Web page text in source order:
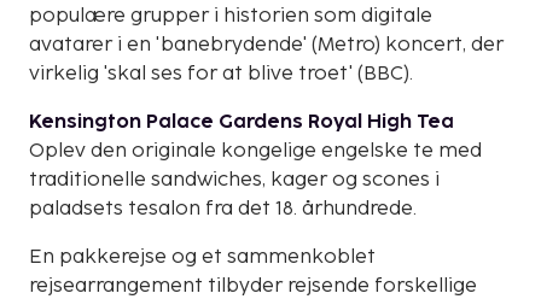
populære grupper i historien som digitale
avatarer i en 'banebrydende' (Metro) koncert, der
virkelig 'skal ses for at blive troet' (BBC).
Kensington Palace Gardens Royal High Tea
Oplev den originale kongelige engelske te med
traditionelle sandwiches, kager og scones i
paladsets tesalon fra det 18. århundrede.
En pakkerejse og et sammenkoblet
rejsearrangement tilbyder rejsende forskellige